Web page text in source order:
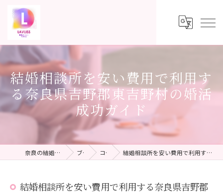
結婚相談所を安い費用で利用す
る奈良県吉野郡東吉野村の婚活
成功ガイド
奈良の結婚相談所ならLAVLISS ブログ コラム 結婚相談所を安い費用で利用する奈良県吉野郡東吉野村の婚活成功ガイド
結婚相談所を安い費用で利用する奈良県吉野郡